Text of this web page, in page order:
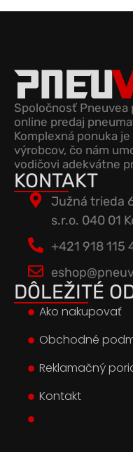
Spoločnosť Pneuvea
online predaj
Komplexná ponuka
výrobcov, čo nám
vodičovi adekvátne
KONTAKT
Južná trieda
s.r.o. 040 01
+421 918 115
DÔLEŽITÉ
Ako nakupovať
Obchodné
Reklamačný
Kontakt